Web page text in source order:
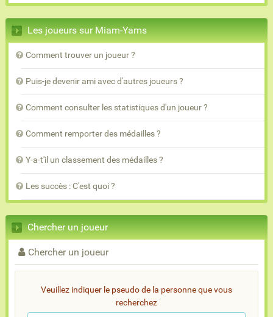
Les joueurs sur Miam-Yams
Comment trouver un joueur ?
Puis-je devenir ami avec d'autres joueurs ?
Comment consulter les statistiques d'un joueur ?
Comment remporter des médailles ?
Y-a-t'il un classement des médailles ?
Les succès : C'est quoi ?
Chercher un joueur
Chercher un joueur
Veuillez indiquer le pseudo de la personne que vous
recherchez